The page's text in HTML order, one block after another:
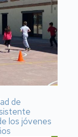
de
los jóvenes